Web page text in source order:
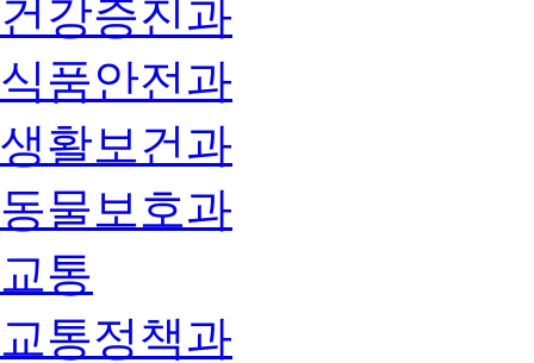
건강증진과
식품안전과
생활보건과
동물보호과
교통
교통정책과